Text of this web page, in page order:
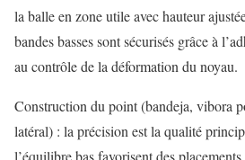
la balle en zone utile avec hauteur
bandes basses sont sécurisés grâce à
au contrôle de la déformation du noyau.
Construction du point (bandeja, vibora
latéral) : la précision est la qualité